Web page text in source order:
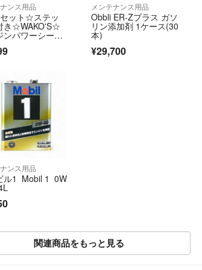
ンス用品
ット☆ステッ
き☆WAKO'S☆
ンパワーシール
コーズ
メンテナンス用品
Obbli ER-Zプラス ガソ
リン添加剤 1ケース(30
本)
¥29,700
ンス用品
ル1 Mobil 1 0W
関連商品をもっと見る